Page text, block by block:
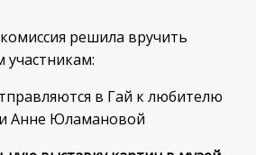
решила вручить
в Гай к любителю
Анне Юламановой